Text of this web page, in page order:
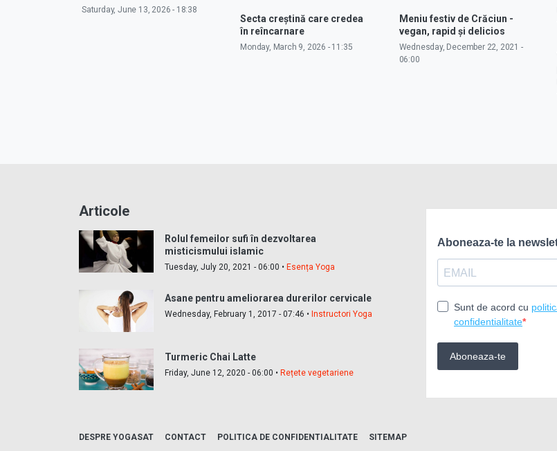
Saturday, June 13, 2026 - 18:38
Secta creștină care credea
în reîncarnare
Monday, March 9, 2026 - 11:35
Meniu festiv de Crăciun -
vegan, rapid și delicios
Wednesday, December 22, 2021 -
06:00
Articole
Rolul femeilor sufi în dezvoltarea
misticismului islamic
Tuesday, July 20, 2021 - 06:00 •Esența Yoga
Asane pentru ameliorarea durerilor cervicale
Wednesday, February 1, 2017 - 07:46 •Instructori Yoga
Turmeric Chai Latte
Friday, June 12, 2020 - 06:00 •Rețete vegetariene
DESPRE YOGASAT CONTACT POLITICA DE CONFIDENTIALITATE
SITEMAP